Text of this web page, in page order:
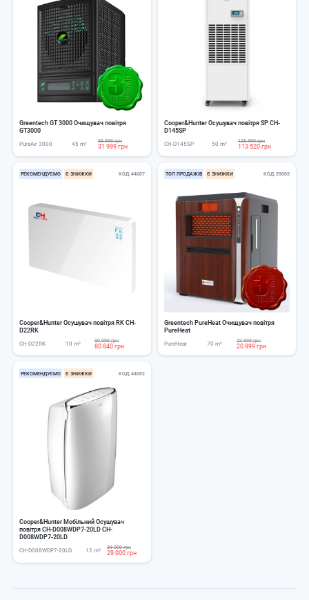
Greentech GT 3000 Очищувач повітря
GT3000
PureAir 3000 45 m² 35 999 грн
31 999 грн
Cooper&Hunter Осушувач повітря SP CH-
D145SP
CH-D145SP 50 m² 125 999 грн
113 520 грн
РЕКОМЕНДУЄМО Є ЗНИЖКИ КОД 44007
Cooper&Hunter Осушувач повітря RK CH-
D22RK
CH-D22RK 10 m² 90 999 грн
80 840 грн
ТОП ПРОДАЖІВ Є ЗНИЖКИ КОД 29005
Greentech PureHeat Очищувач повітря
PureHeat
PureHeat 70 m² 22 999 грн
20 999 грн
РЕКОМЕНДУЄМО Є ЗНИЖКИ КОД 44002
Cooper&Hunter Мобільний Осушувач
повітря CH-D008WDP7-20LD CH-
D008WDP7-20LD
CH-D008WDP7-20LD 12 m² 39 000 грн
29 000 грн